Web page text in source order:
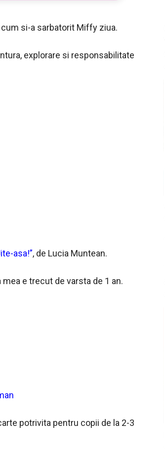
si-a sarbatorit Miffy ziua.
explorare si responsabilitate
asa!”, de Lucia Muntean.
e trecut de varsta de 1 an.
potrivita pentru copii de la 2-3